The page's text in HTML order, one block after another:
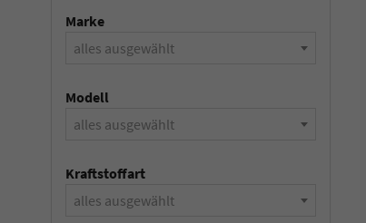
Marke
alles ausgewählt
Modell
alles ausgewählt
Kraftstoffart
alles ausgewählt